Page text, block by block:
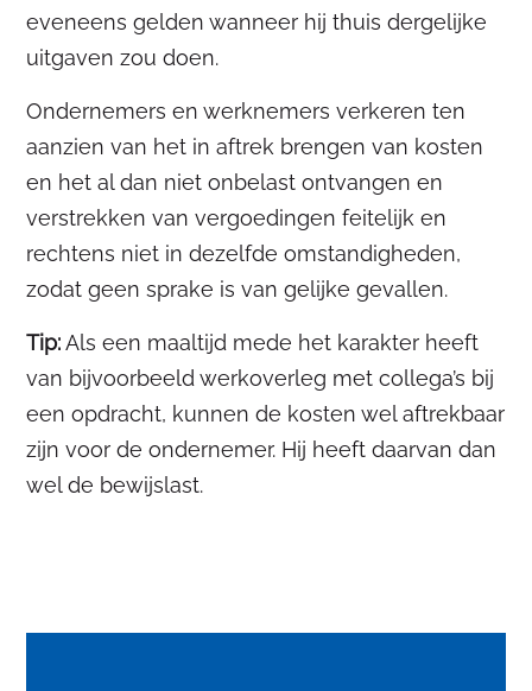
eveneens gelden wanneer hij thuis dergelijke
uitgaven zou doen.
Ondernemers en werknemers verkeren ten
aanzien van het in aftrek brengen van kosten
en het al dan niet onbelast ontvangen en
verstrekken van vergoedingen feitelijk en
rechtens niet in dezelfde omstandigheden,
zodat geen sprake is van gelijke gevallen.
Tip:Als een maaltijd mede het karakter heeft
van bijvoorbeeld werkoverleg met collega’s bij
een opdracht, kunnen de kosten wel aftrekbaar
zijn voor de ondernemer. Hij heeft daarvan dan
wel de bewijslast.